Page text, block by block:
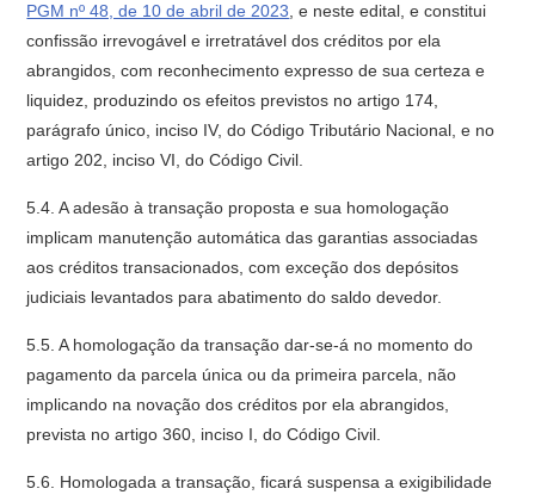
PGM nº 48, de 10 de abril de 2023 , e neste edital, e constitui
confissão irrevogável e irretratável dos créditos por ela
abrangidos, com reconhecimento expresso de sua certeza e
liquidez, produzindo os efeitos previstos no artigo 174,
parágrafo único, inciso IV, do Código Tributário Nacional, e no
artigo 202, inciso VI, do Código Civil.
5.4. A adesão à transação proposta e sua homologação
implicam manutenção automática das garantias associadas
aos créditos transacionados, com exceção dos depósitos
judiciais levantados para abatimento do saldo devedor.
5.5. A homologação da transação dar-se-á no momento do
pagamento da parcela única ou da primeira parcela, não
implicando na novação dos créditos por ela abrangidos,
prevista no artigo 360, inciso I, do Código Civil.
5.6. Homologada a transação, ficará suspensa a exigibilidade